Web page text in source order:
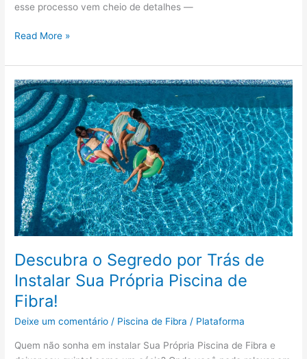
esse processo vem cheio de detalhes —
Read More »
Descubra o Segredo por Trás de
Instalar Sua Própria Piscina de
Fibra!
Deixe um comentário / Piscina de Fibra / Plataforma
Quem não sonha em instalar Sua Própria Piscina de Fibra e
Descubra
o
Segredo
por
Trás
Instalar
Sua
Própria
Piscina
de
Fibra!